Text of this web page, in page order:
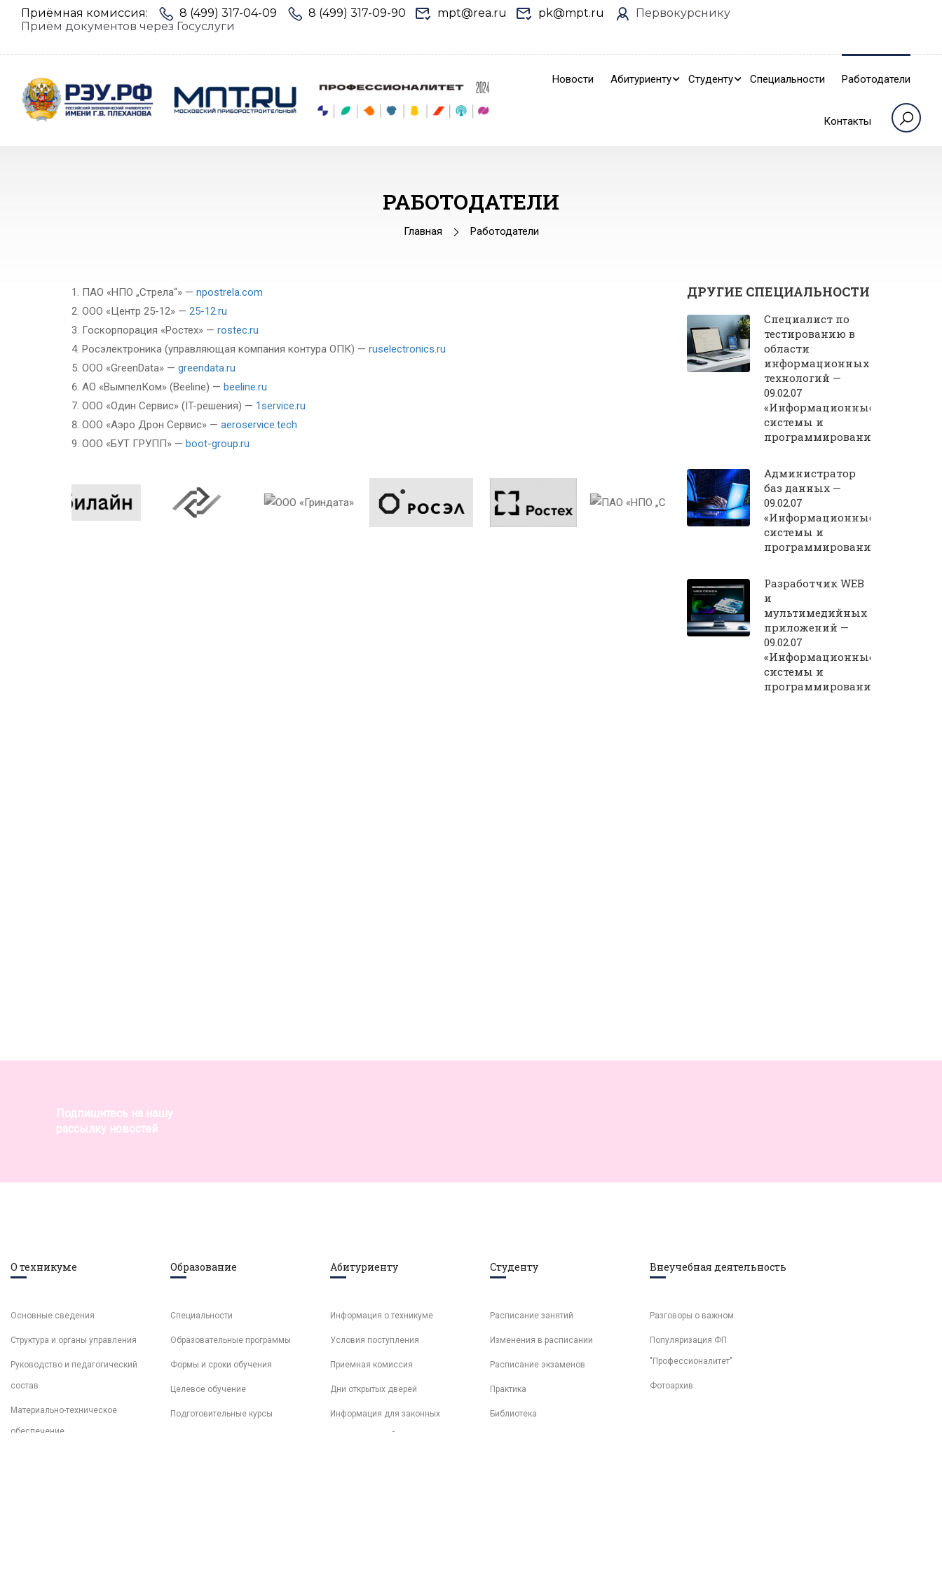
Приёмная комиссия: 8 (499) 317-04-09 8 (499) 317-09-90 mpt@rea.ru pk@mpt.ru
Первокурснику
Приём документов через Госуслуги
Новости Абитуриенту Студенту Специальности Работодатели
Контакты
РАБОТОДАТЕЛИ
Главная Работодатели
ПАО «НПО „Стрела“» — npostrela.com
ООО «Центр 25-12» — 25-12.ru
Госкорпорация «Ростех» — rostec.ru
Росэлектроника (управляющая компания контура ОПК) — ruselectronics.ru
ООО «GreenData» — greendata.ru
АО «ВымпелКом» (Beeline) — beeline.ru
ООО «Один Сервис» (IT-решения) — 1service.ru
ООО «Аэро Дрон Сервис» — aeroservice.tech
ООО «БУТ ГРУПП» — boot-group.ru
ДРУГИЕ СПЕЦИАЛЬНОСТИ
Специалист по
тестированию в
области
информационных
технологий —
09.02.07
«Информационные
системы и
программирование»
Администратор
баз данных —
09.02.07
«Информационные
системы и
программирование»
Разработчик WEB
и
мультимедийных
приложений —
09.02.07
«Информационные
системы и
программирование»
Подпишитесь на нашу
рассылку новостей
О техникуме
Основные сведения
Структура и органы управления
Руководство и педагогический
состав
Материально-техническое
обеспечение
Образование
Специальности
Образовательные программы
Формы и сроки обучения
Целевое обучение
Подготовительные курсы
Абитуриенту
Информация о техникуме
Условия поступления
Приемная комиссия
Дни открытых дверей
Информация для законных
представителей
Студенту
Расписание занятий
Изменения в расписании
Расписание экзаменов
Практика
Библиотека
Внеучебная деятельность
Разговоры о важном
Популяризация ФП
"Профессионалитет"
Фотоархив